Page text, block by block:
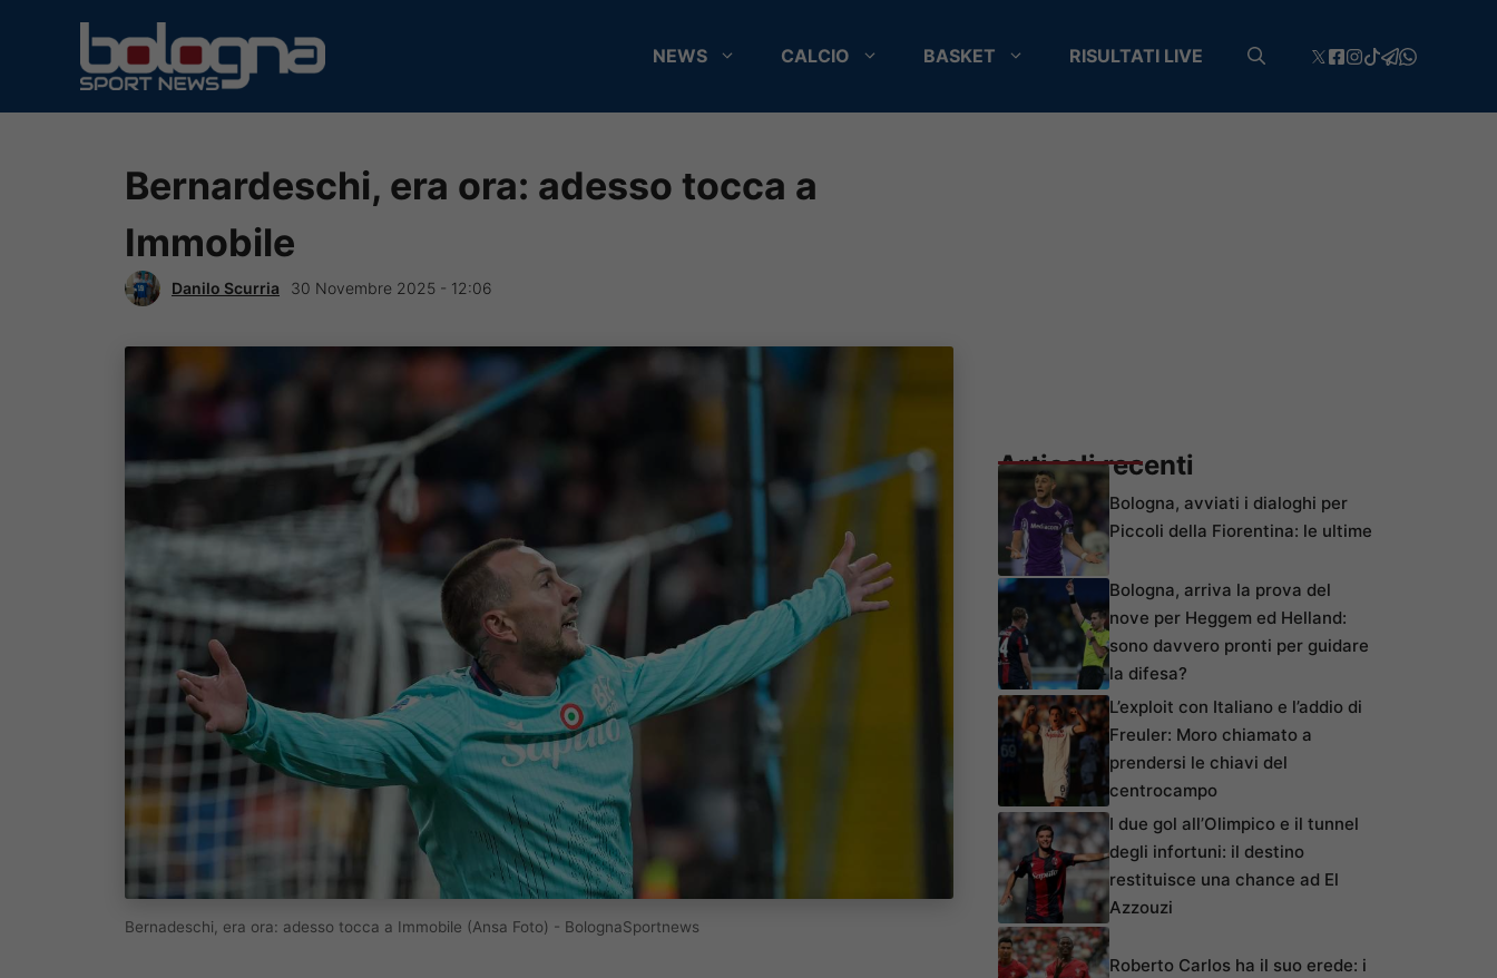
contenuto
NEWS CALCIO BASKET RISULTATI LIVE
Bernardeschi, era ora: adesso tocca a
Immobile
Danilo Scurria 30 Novembre 2025 - 12:06
Bernadeschi, era ora: adesso tocca a Immobile (Ansa Foto) - BolognaSportnews
Articoli recenti
Bologna, avviati i dialoghi per
Piccoli della Fiorentina: le ultime
Bologna, arriva la prova del
nove per Heggem ed Helland:
sono davvero pronti per guidare
la difesa?
L’exploit con Italiano e l’addio di
Freuler: Moro chiamato a
prendersi le chiavi del
centrocampo
I due gol all’Olimpico e il tunnel
degli infortuni: il destino
restituisce una chance ad El
Azzouzi
Roberto Carlos ha il suo erede: i